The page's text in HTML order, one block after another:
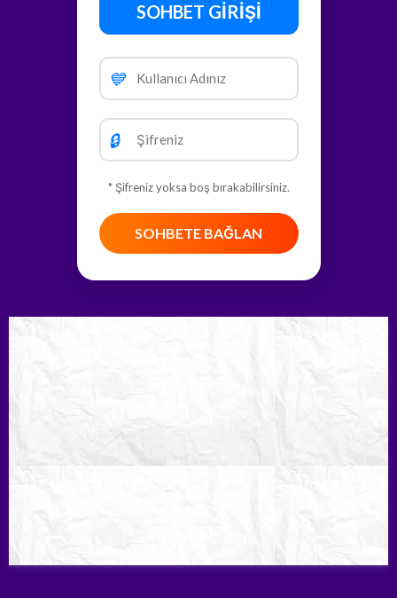
SOHBET GİRİŞİ
💙
🔒
* Şifreniz yoksa boş bırakabilirsiniz.
SOHBETE BAĞLAN